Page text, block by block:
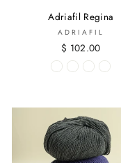
Adriafil Regina
ADRIAFIL
$ 102.00